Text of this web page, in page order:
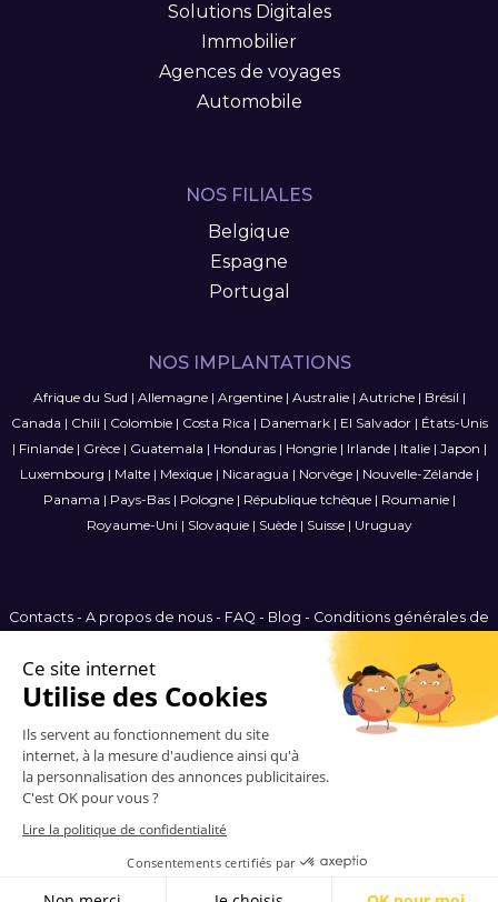
Solutions Digitales
Immobilier
Agences de voyages
Automobile
NOS FILIALES
Belgique
Espagne
Portugal
NOS IMPLANTATIONS
Afrique du Sud | Allemagne| Argentine| Australie| Autriche| Brésil |
Canada | Chili | Colombie| Costa Rica | Danemark| El Salvador| États-Unis
| Finlande| Grèce| Guatemala | Honduras| Hongrie| Irlande| Italie| Japon |
Luxembourg | Malte| Mexique| Nicaragua | Norvège| Nouvelle-Zélande|
Panama | Pays-Bas| Pologne| République tchèque| Roumanie|
Royaume-Uni | Slovaquie| Suède| Suisse| Uruguay
Contacts - A propos de nous - FAQ - Blog - Conditions générales de
Politique de confidentialité-Plan du site